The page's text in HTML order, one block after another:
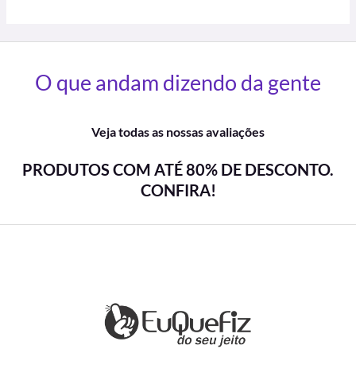
O que andam dizendo da gente
Veja todas as nossas avaliações
PRODUTOS COM ATÉ 80% DE DESCONTO.
CONFIRA!